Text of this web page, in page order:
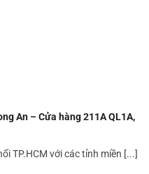
An – Cửa hàng 211A QL1A,
TP.HCM với các tỉnh miền [...]